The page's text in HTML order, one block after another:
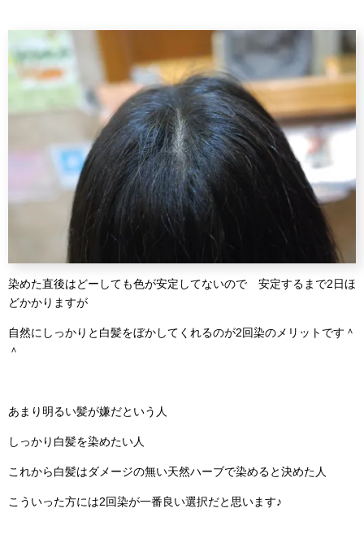
染めた直後はどーしても色が安定してないので 安定するまで2日ほ
どかかりますが
自然にしっかりと白髪をぼかしてくれるのが2回染のメリットです＾
＾
あまり明るい髪が嫌だという人
しっかり白髪を染めたい人
これから白髪はダメージの無い天然ハーブで染めると決めた人
こういった方には2回染が一番良い選択だと思います♪